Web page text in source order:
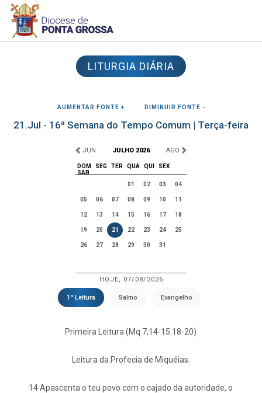
LITURGIA DIÁRIA
AUMENTAR FONTE + DIMINUIR FONTE -
21.Jul - 16ª Semana do Tempo Comum | Terça-feira
JUN JULHO 2026 AGO
DOM SEG TER QUA QUI
SEX
SAB
01
02 03 04
05 06 07 08 09 10 11
12 13 14 15 16 17 18
19 20 21 22 23 24 25
26 27 28 29 30 31
HOJE, 07/08/2026
1ª Leitura Salmo Evangelho
Primeira Leitura (Mq 7,14-15.18-20)
Leitura da Profecia de Miquéias.
14 Apascenta o teu povo com o cajado da autoridade, o